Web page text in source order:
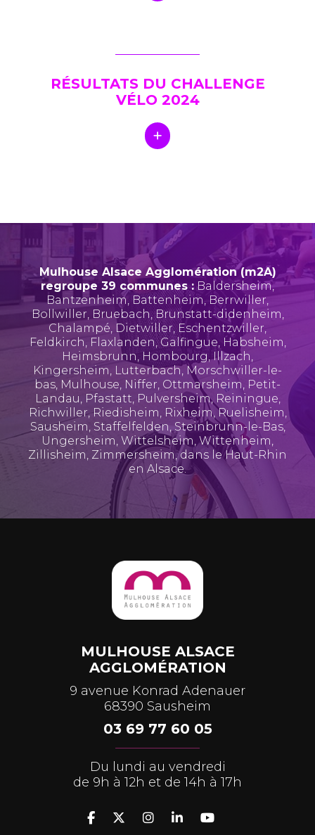
RÉSULTATS DU CHALLENGE
VÉLO 2024
Mulhouse Alsace Agglomération (m2A)
regroupe 39 communes : Baldersheim,
Bantzenheim, Battenheim, Berrwiller,
Bollwiller, Bruebach,Brunstatt-didenheim,
Chalampé, Dietwiller, Eschentzwiller,
Feldkirch, Flaxlanden,Galfingue, Habsheim,
Heimsbrunn, Hombourg,Illzach,
Kingersheim, Lutterbach, Morschwiller-le-
bas, Mulhouse, Niffer, Ottmarsheim, Petit-
Landau, Pfastatt, Pulversheim, Reiningue,
Richwiller, Riedisheim, Rixheim,Ruelisheim,
Sausheim, Staffelfelden, Steinbrunn-le-Bas,
Ungersheim, Wittelsheim,Wittenheim,
Zillisheim, Zimmersheim, dans le Haut-Rhin
en Alsace.
MULHOUSE ALSACE
AGGLOMÉRATION
9 avenue Konrad Adenauer
68390 Sausheim
03 69 77 60 05
Du lundi au vendredi
de 9h à 12h et de 14h à 17h